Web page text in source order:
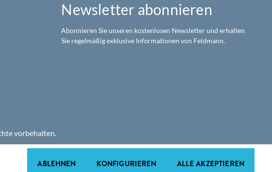
Newsletter abonnieren
Abonnieren Sie unseren kostenlosen Newsletter und erhalten
Sie regelmäßig exklusive Informationen von Feldmann.
vorbehalten.
ABLEHNEN KONFIGURIEREN ALLE AKZEPTIEREN